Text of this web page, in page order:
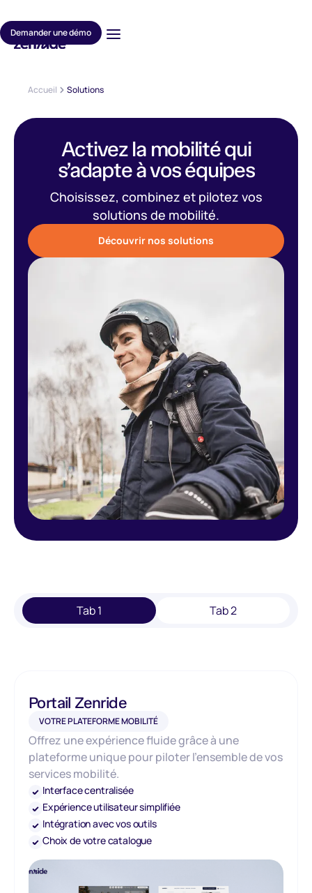
Demander une démo
Accueil Solutions
Activez la mobilité qui
s’adapte à vos équipes
Choisissez, combinez et pilotez vos
solutions de mobilité.
Découvrir nos solutions
Tab 1 Tab 2
Portail Zenride
VOTRE PLATEFORME MOBILITÉ
Offrez une expérience fluide grâce à une
plateforme unique pour piloter l’ensemble de vos
services mobilité.
Interface centralisée
Expérience utilisateur simplifiée
Intégration avec vos outils
Choix de votre catalogue